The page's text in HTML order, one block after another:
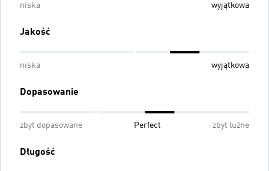
niska wyjątkowa
Jakość
niska wyjątkowa
Dopasowanie
zbyt dopasowane Perfect zbyt luźne
Długość